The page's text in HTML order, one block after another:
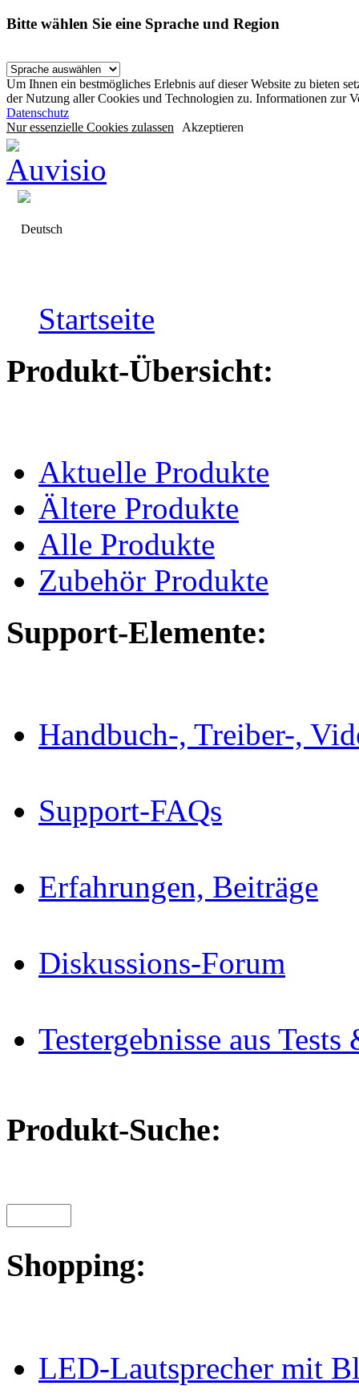
Bitte wählen Sie eine Sprache und Region
Um Ihnen ein bestmögliches Erlebnis auf dieser Website zu bieten
der Nutzung aller Cookies und Technologien zu. Informationen zur
Datenschutz
Nur essenzielle Cookies zulassen Akzeptieren
Deutsch
Startseite
Produkt-Übersicht:
Aktuelle Produkte
Ältere Produkte
Alle Produkte
Zubehör Produkte
Support-Elemente:
Handbuch-, Treiber-,
Support-FAQs
Erfahrungen, Beiträge
Diskussions-Forum
Testergebnisse aus
Produkt-Suche:
Shopping:
LED-Lautsprecher mit